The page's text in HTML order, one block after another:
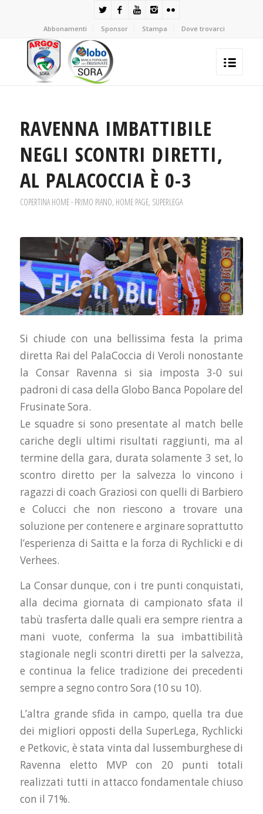
Abbonamenti Sponsor Stampa Dove trovarci
RAVENNA IMBATTIBILE
NEGLI SCONTRI DIRETTI,
AL PALACOCCIA È 0-3
COPERTINA HOME - PRIMO PIANO, HOME PAGE, SUPERLEGA
Si chiude con una bellissima festa la prima
diretta Rai del PalaCoccia di Veroli nonostante
la Consar Ravenna si sia imposta 3-0 sui
padroni di casa della Globo Banca Popolare del
Frusinate Sora.
Le squadre si sono presentate al match belle
cariche degli ultimi risultati raggiunti, ma al
termine della gara, durata solamente 3 set, lo
scontro diretto per la salvezza lo vincono i
ragazzi di coach Graziosi con quelli di Barbiero
e Colucci che non riescono a trovare una
soluzione per contenere e arginare soprattutto
l’esperienza di Saitta e la forza di Rychlicki e di
Verhees.
La Consar dunque, con i tre punti conquistati,
alla decima giornata di campionato sfata il
tabù trasferta dalle quali era sempre rientra a
mani vuote, conferma la sua imbattibilità
stagionale negli scontri diretti per la salvezza,
e continua la felice tradizione dei precedenti
sempre a segno contro Sora (10 su 10).
L’altra grande sfida in campo, quella tra due
dei migliori opposti della SuperLega, Rychlicki
e Petkovic, è stata vinta dal lussemburghese di
Ravenna eletto MVP con 20 punti totali
realizzati tutti in attacco fondamentale chiuso
con il 71%.